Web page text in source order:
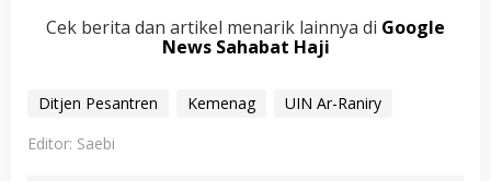
Cek berita dan artikel menarik lainnya di Google
News Sahabat Haji
Ditjen Pesantren Kemenag
UIN Ar-Raniry
Editor: Saebi